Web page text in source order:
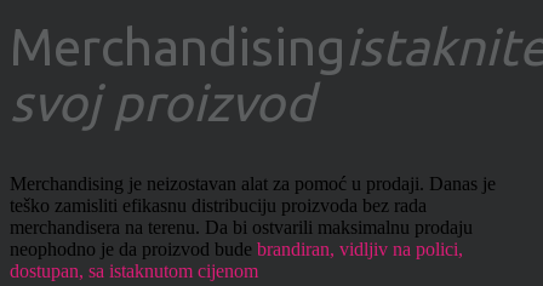
Merchandising
svoj proizvod
Merchandising je neizostavan alat za pomoć u prodaji. Danas je
teško zamisliti efikasnu distribuciju proizvoda bez rada
merchandisera na terenu. Da bi ostvarili maksimalnu prodaju
neophodno je da proizvod bude brandiran, vidljiv na polici,
dostupan, sa istaknutom cijenom